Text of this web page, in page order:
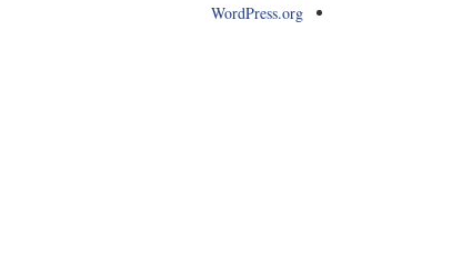
WordPress.org